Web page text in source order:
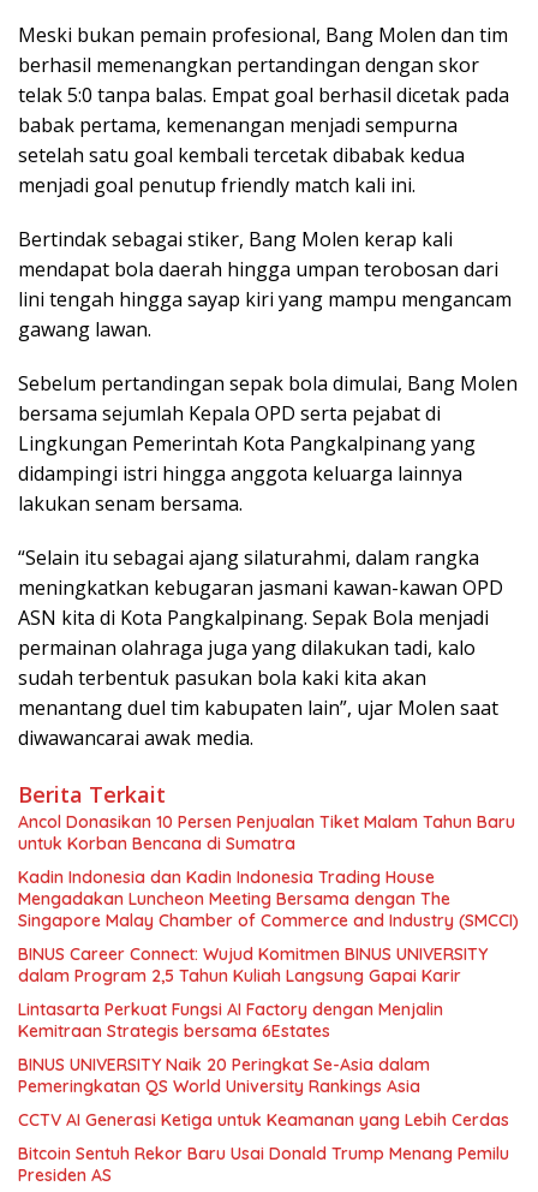
Meski bukan pemain profesional, Bang Molen dan tim
berhasil memenangkan pertandingan dengan skor
telak 5:0 tanpa balas. Empat goal berhasil dicetak pada
babak pertama, kemenangan menjadi sempurna
setelah satu goal kembali tercetak dibabak kedua
menjadi goal penutup friendly match kali ini.
Bertindak sebagai stiker, Bang Molen kerap kali
mendapat bola daerah hingga umpan terobosan dari
lini tengah hingga sayap kiri yang mampu mengancam
gawang lawan.
Sebelum pertandingan sepak bola dimulai, Bang Molen
bersama sejumlah Kepala OPD serta pejabat di
Lingkungan Pemerintah Kota Pangkalpinang yang
didampingi istri hingga anggota keluarga lainnya
lakukan senam bersama.
“Selain itu sebagai ajang silaturahmi, dalam rangka
meningkatkan kebugaran jasmani kawan-kawan OPD
ASN kita di Kota Pangkalpinang. Sepak Bola menjadi
permainan olahraga juga yang dilakukan tadi, kalo
sudah terbentuk pasukan bola kaki kita akan
menantang duel tim kabupaten lain”, ujar Molen saat
diwawancarai awak media.
Berita Terkait
Ancol Donasikan 10 Persen Penjualan Tiket Malam Tahun Baru
untuk Korban Bencana di Sumatra
Kadin Indonesia dan Kadin Indonesia Trading House
Mengadakan Luncheon Meeting Bersama dengan The
Singapore Malay Chamber of Commerce and Industry (SMCCI)
BINUS Career Connect: Wujud Komitmen BINUS UNIVERSITY
dalam Program 2,5 Tahun Kuliah Langsung Gapai Karir
Lintasarta Perkuat Fungsi AI Factory dengan Menjalin
Kemitraan Strategis bersama 6Estates
BINUS UNIVERSITY Naik 20 Peringkat Se-Asia dalam
Pemeringkatan QS World University Rankings Asia
CCTV AI Generasi Ketiga untuk Keamanan yang Lebih Cerdas
Bitcoin Sentuh Rekor Baru Usai Donald Trump Menang Pemilu
Presiden AS